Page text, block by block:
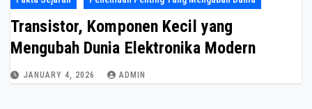
Transistor, Komponen Kecil yang
Mengubah Dunia Elektronika Modern
JANUARY 4, 2026 ADMIN